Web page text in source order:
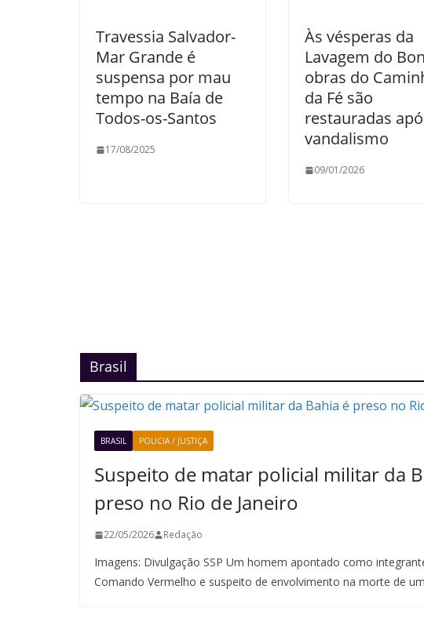
Travessia Salvador-
Mar Grande é
suspensa por mau
tempo na Baía de
Todos-os-Santos
17/08/2025
Às vésperas da
Lavagem do
obras do
da Fé são
restauradas
vandalismo
09/01/2026
Brasil
BRASIL POLICIA / JUSTIÇA
Suspeito de matar policial militar da
preso no Rio de Janeiro
22/05/2026 Redação
Imagens: Divulgação SSP Um homem apontado como
Comando Vermelho e suspeito de envolvimento na morte de um